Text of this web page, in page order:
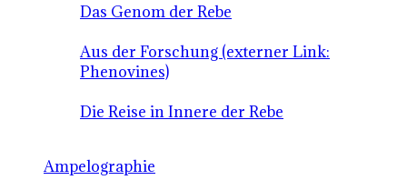
Das Genom der Rebe
Aus der Forschung (externer Link:
Phenovines)
Die Reise in Innere der Rebe
Ampelographie